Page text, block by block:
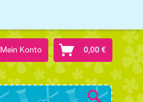
Mein Konto 0,00 €